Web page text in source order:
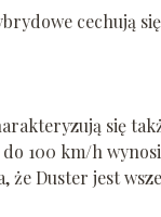
cechują
się
100 km/h
że Duster jest